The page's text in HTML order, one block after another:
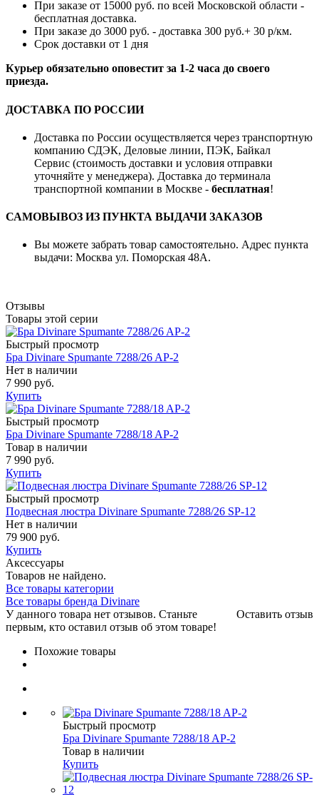
При заказе от 15000 руб. по всей Московской области -
бесплатная доставка.
При заказе до 3000 руб. - доставка 300 руб.+ 30 р/км.
Срок доставки от 1 дня
Курьер обязательно оповестит за 1-2 часа до своего
приезда.
ДОСТАВКА ПО РОССИИ
Доставка по России осуществляется через транспортную
компанию СДЭК, Деловые линии, ПЭК, Байкал
Сервис (стоимость доставки и условия отправки
уточняйте у менеджера). Доставка до терминала
транспортной компании в Москве - бесплатная!
САМОВЫВОЗ ИЗ ПУНКТА ВЫДАЧИ ЗАКАЗОВ
Вы можете забрать товар самостоятельно. Адрес пункта
выдачи: Москва ул. Поморская 48А.
Отзывы
Товары этой серии
Быстрый просмотр
Бра Divinare Spumante 7288/26 AP-2
Нет в наличии
7 990 руб.
Купить
Быстрый просмотр
Бра Divinare Spumante 7288/18 AP-2
Товар в наличии
7 990 руб.
Купить
Быстрый просмотр
Подвесная люстра Divinare Spumante 7288/26 SP-12
Нет в наличии
79 900 руб.
Купить
Аксессуары
Товаров не найдено.
Все товары категории
Все товары бренда Divinare
Оставить отзыв
У данного товара нет отзывов. Станьте
первым, кто оставил отзыв об этом товаре!
Похожие товары
Быстрый просмотр
Бра Divinare Spumante 7288/18 AP-2
Товар в наличии
Купить